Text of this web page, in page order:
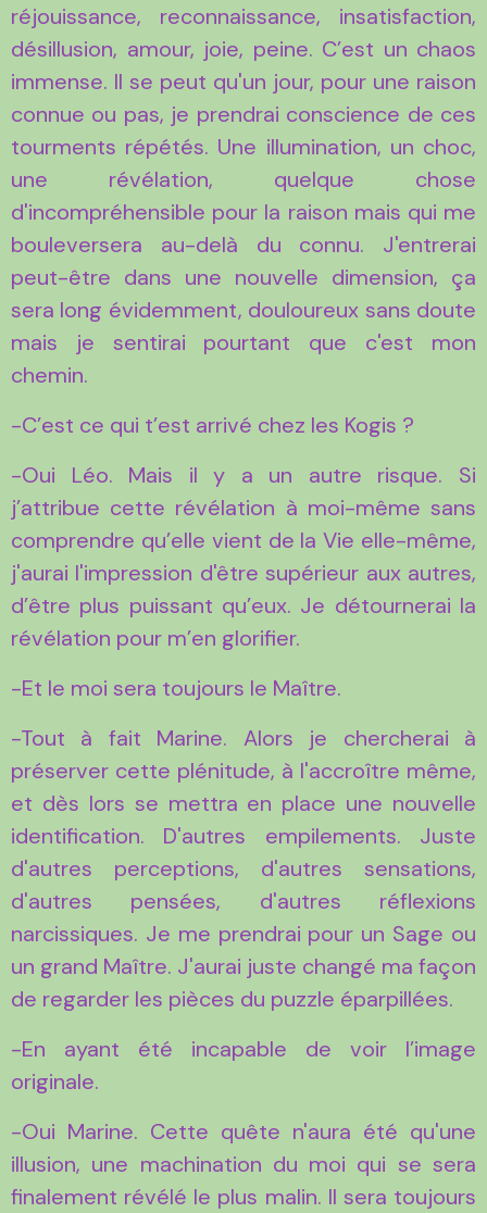
réjouissance, reconnaissance, insatisfaction,
désillusion, amour, joie, peine. C’est un chaos
immense. Il se peut qu'un jour, pour une raison
connue ou pas, je prendrai conscience de ces
tourments répétés. Une illumination, un choc,
une révélation, quelque chose
d'incompréhensible pour la raison mais qui me
bouleversera au-delà du connu. J'entrerai
peut-être dans une nouvelle dimension, ça
sera long évidemment, douloureux sans doute
mais je sentirai pourtant que c'est mon
chemin.
-C’est ce qui t’est arrivé chez les Kogis ?
-Oui Léo. Mais il y a un autre risque. Si
j’attribue cette révélation à moi-même sans
comprendre qu’elle vient de la Vie elle-même,
j'aurai l'impression d'être supérieur aux autres,
d’être plus puissant qu’eux. Je détournerai la
révélation pour m’en glorifier.
-Et le moi sera toujours le Maître.
-Tout à fait Marine. Alors je chercherai à
préserver cette plénitude, à l'accroître même,
et dès lors se mettra en place une nouvelle
identification. D'autres empilements. Juste
d'autres perceptions, d'autres sensations,
d'autres pensées, d'autres réflexions
narcissiques. Je me prendrai pour un Sage ou
un grand Maître. J'aurai juste changé ma façon
de regarder les pièces du puzzle éparpillées.
-En ayant été incapable de voir l’image
originale.
-Oui Marine. Cette quête n'aura été qu'une
illusion, une machination du moi qui se sera
finalement révélé le plus malin. Il sera toujours